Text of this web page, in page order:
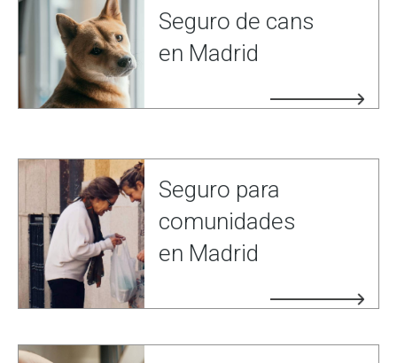
Seguro de cans
en Madrid
Seguro para
comunidades
en Madrid